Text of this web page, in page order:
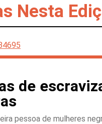
Nesta
de
pessoa de mulheres